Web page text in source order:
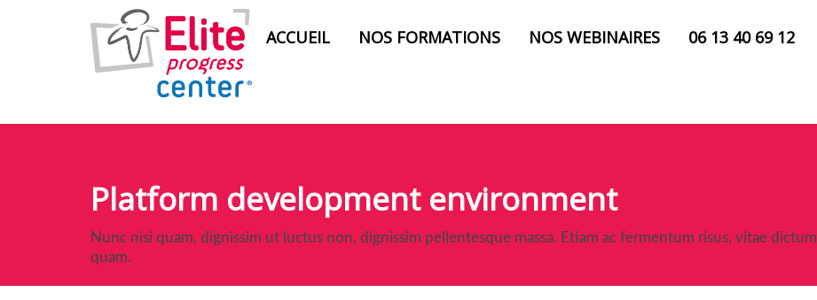
ACCUEIL NOS FORMATIONS NOS WEBINAIRES 06 13 40 69 12
Platform development environment
Nunc nisi quam, dignissim ut luctus non, dignissim pellentesque massa. Etiam ac fermentum risus, vitae dictum
quam.